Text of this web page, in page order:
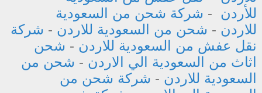
للأردن - شركة شحن من السعودية
للاردن - شحن من السعودية للاردن - شركة
نقل عفش من السعودية للاردن - شحن
اثاث من السعودية الي الاردن - شحن من
السعودية للاردن - شركة شحن من